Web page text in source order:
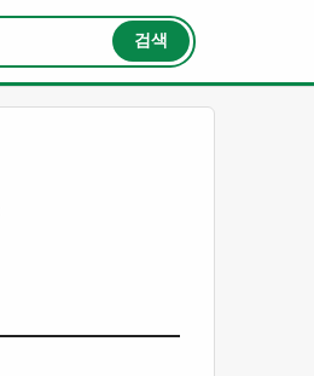
검색